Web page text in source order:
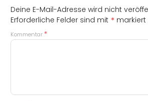
Deine E-Mail-Adresse wird nicht
Erforderliche Felder sind mit * markiert
Kommentar *